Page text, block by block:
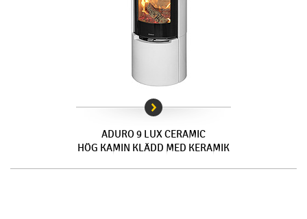
ADURO 9 LUX CERAMIC
HÖG KAMIN KLÄDD MED KERAMIK